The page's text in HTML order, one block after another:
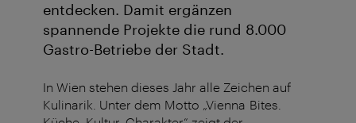
entdecken. Damit ergänzen
spannende Projekte die rund 8.000
Gastro-Betriebe der Stadt.
In Wien stehen dieses Jahr alle Zeichen auf
Kulinarik. Unter dem Motto „Vienna Bites.